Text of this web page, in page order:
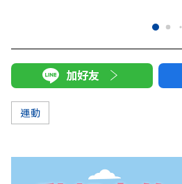
加好友
運動